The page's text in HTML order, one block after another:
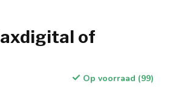
of
Op voorraad (99)